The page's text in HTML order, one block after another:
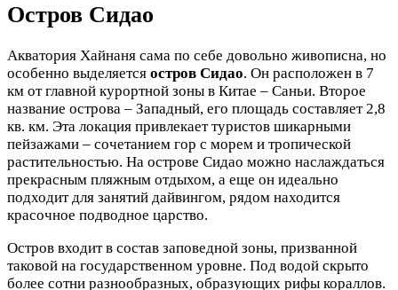
Остров Сидао
Акватория Хайнаня сама по себе довольно живописна, но
особенно выделяется остров Сидао. Он расположен в 7
км от главной курортной зоны в Китае – Саньи. Второе
название острова – Западный, его площадь составляет 2,8
кв. км. Эта локация привлекает туристов шикарными
пейзажами – сочетанием гор с морем и тропической
растительностью. На острове Сидао можно наслаждаться
прекрасным пляжным отдыхом, а еще он идеально
подходит для занятий дайвингом, рядом находится
красочное подводное царство.
Остров входит в состав заповедной зоны, призванной
таковой на государственном уровне. Под водой скрыто
более сотни разнообразных, образующих рифы кораллов.